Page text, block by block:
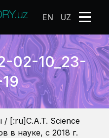
EN UZ
02-10_23-
/ [:ru]С.A.T. Science
в науке, с 2018 г.